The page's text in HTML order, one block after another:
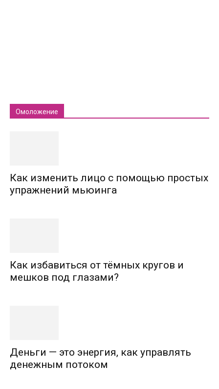
Омоложение
Как изменить лицо с помощью простых
упражнений мьюинга
Как избавиться от тёмных кругов и
мешков под глазами?
Деньги — это энергия, как управлять
денежным потоком